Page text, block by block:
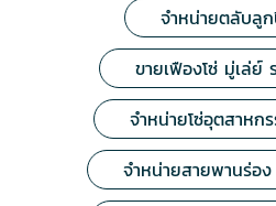
จำหน่ายตลับลู
ขายเฟืองโซ่ มู่เล่ย์
จำหน่ายโซ่อุตสาหก
จำหน่ายสายพานร่อ